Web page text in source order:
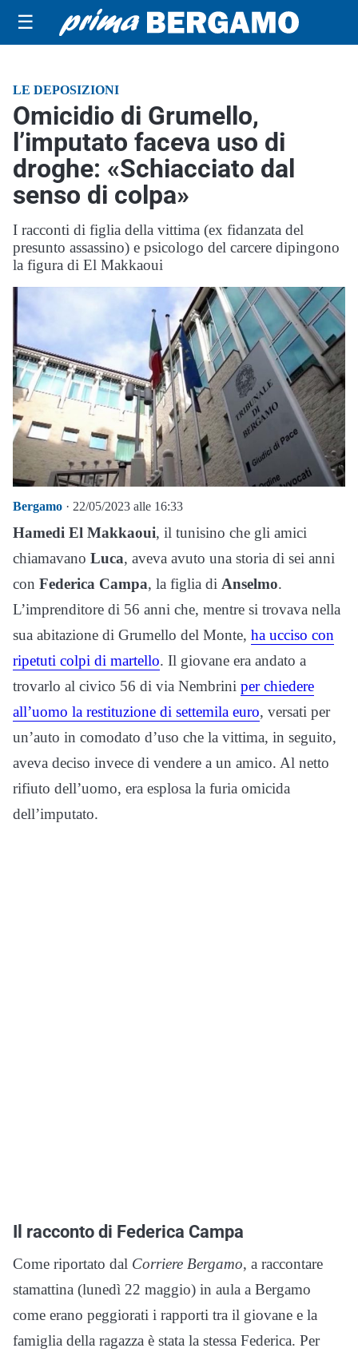
☰
LE DEPOSIZIONI
Omicidio di Grumello,
l’imputato faceva uso di
droghe: «Schiacciato dal
senso di colpa»
I racconti di figlia della vittima (ex fidanzata del
presunto assassino) e psicologo del carcere dipingono
la figura di El Makkaoui
Bergamo · 22/05/2023 alle 16:33
Hamedi El Makkaoui, il tunisino che gli amici
chiamavano Luca, aveva avuto una storia di sei anni
con Federica Campa, la figlia di Anselmo.
L’imprenditore di 56 anni che, mentre si trovava nella
sua abitazione di Grumello del Monte, ha ucciso con
ripetuti colpi di martello. Il giovane era andato a
trovarlo al civico 56 di via Nembrini per chiedere
all’uomo la restituzione di settemila euro, versati per
un’auto in comodato d’uso che la vittima, in seguito,
aveva deciso invece di vendere a un amico. Al netto
rifiuto dell’uomo, era esplosa la furia omicida
dell’imputato.
Il racconto di Federica Campa
Come riportato dal Corriere Bergamo, a raccontare
stamattina (lunedì 22 maggio) in aula a Bergamo
come erano peggiorati i rapporti tra il giovane e la
famiglia della ragazza è stata la stessa Federica. Per